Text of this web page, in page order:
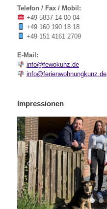
Telefon / Fax / Mobil:
+49 5837 14 00 04
+49 160 190 18 18
+49 151 4161 2709
E-Mail:
info@fewokunz.de
info@ferienwohnungkunz.de
Impressionen